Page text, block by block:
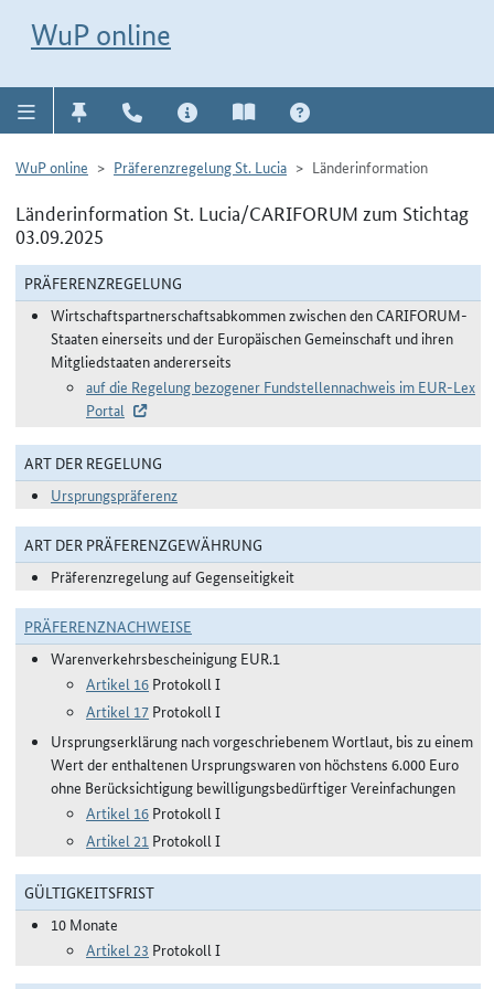
WuP online
WuP online Präferenzregelung St. Lucia Länderinformation
Länderinformation St. Lucia/CARIFORUM zum Stichtag
03.09.2025
PRÄFERENZREGELUNG
Wirtschaftspartnerschaftsabkommen zwischen den CARIFORUM-
Staaten einerseits und der Europäischen Gemeinschaft und ihren
Mitgliedstaaten andererseits
auf die Regelung bezogener Fundstellennachweis im EUR-Lex
Portal
ART DER REGELUNG
Ursprungspräferenz
ART DER PRÄFERENZGEWÄHRUNG
Präferenzregelung auf Gegenseitigkeit
PRÄFERENZNACHWEISE
Warenverkehrsbescheinigung EUR.1
Artikel 16 Protokoll I
Artikel 17 Protokoll I
Ursprungserklärung nach vorgeschriebenem Wortlaut, bis zu einem
Wert der enthaltenen Ursprungswaren von höchstens 6.000 Euro
ohne Berücksichtigung bewilligungsbedürftiger Vereinfachungen
Artikel 16 Protokoll I
Artikel 21 Protokoll I
GÜLTIGKEITSFRIST
10 Monate
Artikel 23 Protokoll I